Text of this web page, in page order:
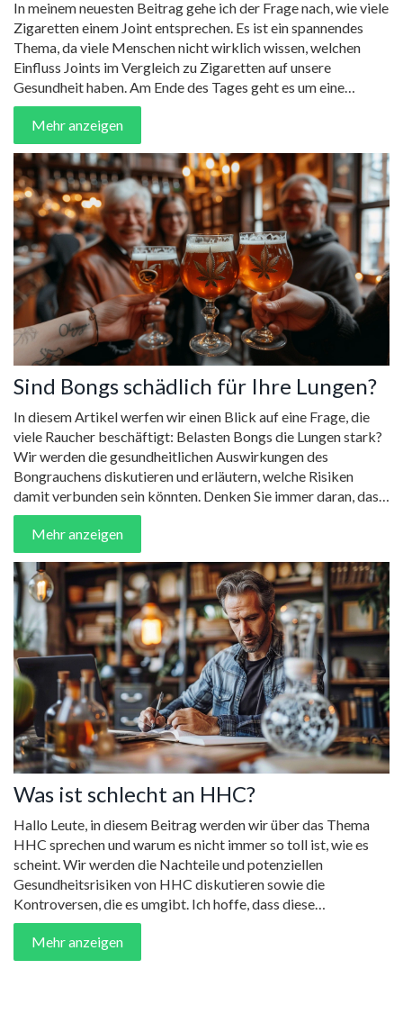
In meinem neuesten Beitrag gehe ich der Frage nach, wie viele
Zigaretten einem Joint entsprechen. Es ist ein spannendes
Thema, da viele Menschen nicht wirklich wissen, welchen
Einfluss Joints im Vergleich zu Zigaretten auf unsere
Gesundheit haben. Am Ende des Tages geht es um eine
fundierte Entscheidung, die unser Wohlbefinden beeinflusst.
Begleiten Sie mich in dieser faszinierenden Diskussion und
lassen Sie uns gemeinsam die Fakten entdecken!
Mehr anzeigen
Sind Bongs schädlich für Ihre Lungen?
In diesem Artikel werfen wir einen Blick auf eine Frage, die
viele Raucher beschäftigt: Belasten Bongs die Lungen stark?
Wir werden die gesundheitlichen Auswirkungen des
Bongrauchens diskutieren und erläutern, welche Risiken
damit verbunden sein könnten. Denken Sie immer daran, dass
ich kein medizinischer Experte bin, aber ich teile mit Ihnen die
Informationen, die ich sammeln konnte. Ich hoffe, dass es
dabei hilft, bessere Entscheidungen über das Rauchen zu
treffen. Bleiben Sie sicher und gesund!
Mehr anzeigen
Was ist schlecht an HHC?
Hallo Leute, in diesem Beitrag werden wir über das Thema
HHC sprechen und warum es nicht immer so toll ist, wie es
scheint. Wir werden die Nachteile und potenziellen
Gesundheitsrisiken von HHC diskutieren sowie die
Kontroversen, die es umgibt. Ich hoffe, dass diese
Informationen Ihnen helfen, eine fundierte Entscheidung zu
treffen und sich bewusst zu sein, was Sie Ihrem Körper
zuführen. Bleiben Sie gesund und informiert!
Mehr anzeigen